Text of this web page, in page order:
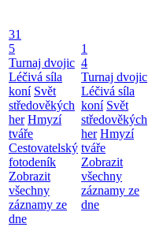
31
5
Turnaj dvojic
Léčivá síla
koní Svět
středověkých
her Hmyzí
tváře
Cestovatelský
fotodeník
Zobrazit
všechny
záznamy ze
dne
1
4
Turnaj dvojic
Léčivá síla
koní Svět
středověkých
her Hmyzí
tváře
Zobrazit
všechny
záznamy ze
dne